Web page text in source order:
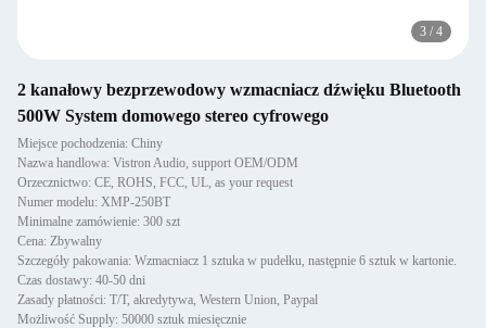
3 / 4
2 kanałowy bezprzewodowy wzmacniacz dźwięku Bluetooth
500W System domowego stereo cyfrowego
Miejsce pochodzenia: Chiny
Nazwa handlowa: Vistron Audio, support OEM/ODM
Orzecznictwo: CE, ROHS, FCC, UL, as your request
Numer modelu: XMP-250BT
Minimalne zamówienie: 300 szt
Cena: Zbywalny
Szczegóły pakowania: Wzmacniacz 1 sztuka w pudełku, następnie 6 sztuk w kartonie.
Czas dostawy: 40-50 dni
Zasady płatności: T/T, akredytywa, Western Union, Paypal
Możliwość Supply: 50000 sztuk miesięcznie